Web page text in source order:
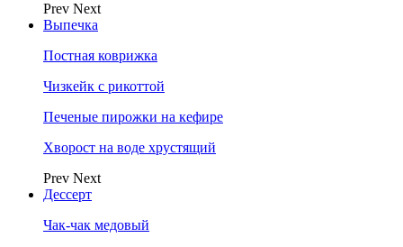
Prev Next
Выпечка
Постная коврижка
Чизкейк с рикоттой
Печеные пирожки на кефире
Хворост на воде хрустящий
Prev Next
Дессерт
Чак-чак медовый